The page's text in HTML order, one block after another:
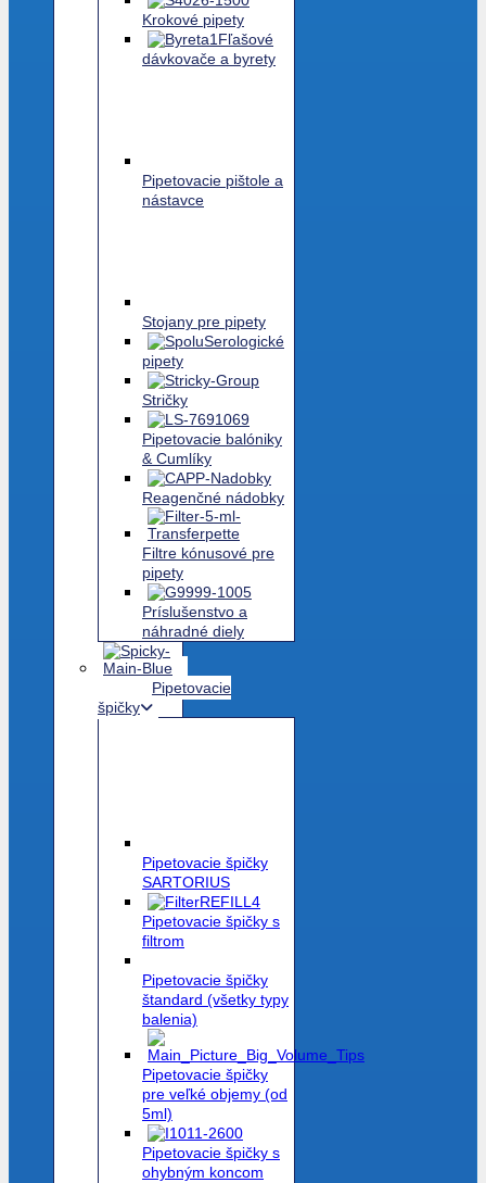
Krokové pipety
Fľašové
dávkovače a byrety
Pipetovacie pištole a
nástavce
Stojany pre pipety
Serologické
pipety
Stričky
Pipetovacie balóniky
& Cumlíky
Reagenčné nádobky
Filtre kónusové pre
pipety
Príslušenstvo a
náhradné diely
Pipetovacie
špičky
Pipetovacie špičky
SARTORIUS
Pipetovacie špičky s
filtrom
Pipetovacie špičky
štandard (všetky typy
balenia)
Pipetovacie špičky
pre veľké objemy (od
5ml)
Pipetovacie špičky s
ohybným koncom